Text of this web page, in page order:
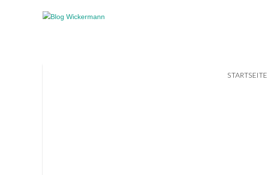
STARTSEITE